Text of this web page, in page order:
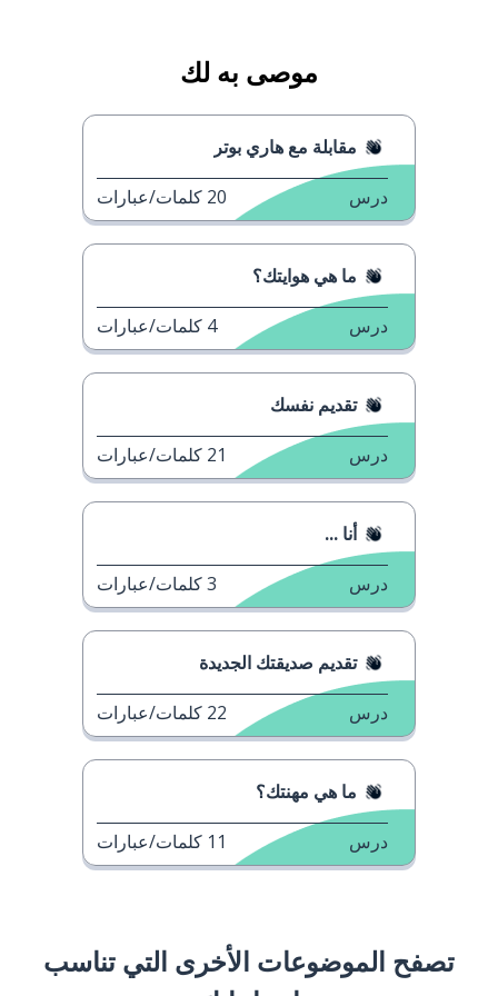
موصى به لك
مقابلة مع هاري بوتر
درس 20 كلمات/عبارات
ما هي هوايتك؟
درس 4 كلمات/عبارات
تقديم نفسك
درس 21 كلمات/عبارات
أنا ...
درس 3كلمات/عبارات
تقديم صديقتك الجديدة
درس 22 كلمات/عبارات
ما هي مهنتك؟
درس 11 كلمات/عبارات
تصفح الموضوعات الأخرى التي تناسب